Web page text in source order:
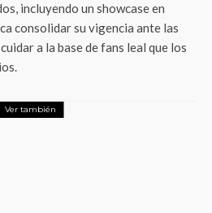
incluyendo un showcase en
consolidar su vigencia ante las
a la base de fans leal que los
Ver también